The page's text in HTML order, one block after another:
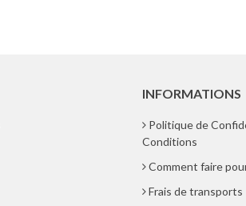
INFORMATIONS
Politique de
Conditions
Comment faire
Frais de transports